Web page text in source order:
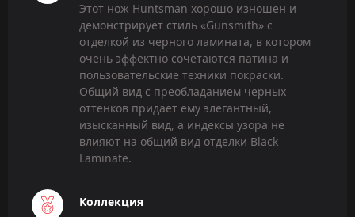
Этот нож Huntsman хорошо изношен и
демонстрирует стиль «Gunsmith» с
отделкой из черного ламината, в котором
очень эффектно сочетаются патина и
пользовательские техники покраски.
Общий вид с преобладанием черных
оттенков придает ему элегантный,
изысканный вид, а индексы узора не
влияют на общий вид отделки Black
Laminate.
Коллекция